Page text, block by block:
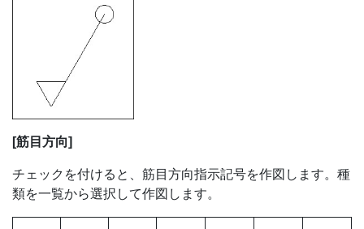
[筋目方向]
チェックを付けると、筋目方向指示記号を作図します。種
類を一覧から選択して作図します。